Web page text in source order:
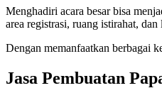
Menghadiri acara besar bisa
area registrasi, ruang istirahat,
Dengan memanfaatkan berbagai
Jasa Pembuatan